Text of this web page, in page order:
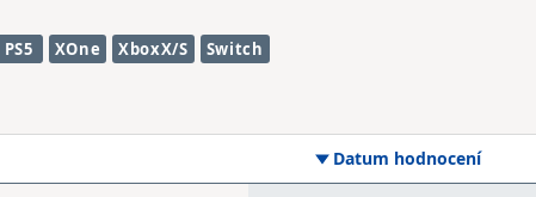
PS5 XOne XboxX/S Switch
Datum hodnocení